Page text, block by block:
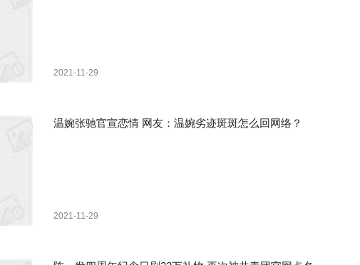
2021-11-29
温婉张驰官宣恋情 网友：温婉劣迹斑斑怎么回网络？
2021-11-29